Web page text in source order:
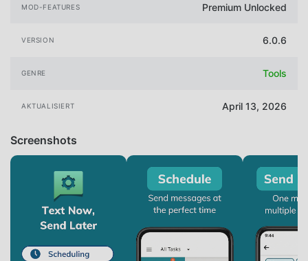
MOD-FEATURES Premium Unlocked
VERSION 6.0.6
GENRE Tools
AKTUALISIERT April 13, 2026
Screenshots